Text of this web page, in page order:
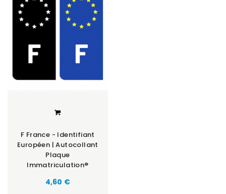
F France - Identifiant
Européen | Autocollant
Plaque
Immatriculation®
Prix
4,60 €